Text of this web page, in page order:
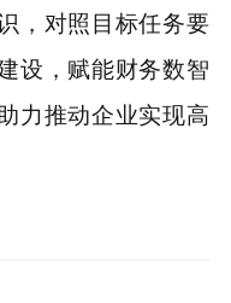
，对照目标任务要
设，赋能财务数智
力推动企业实现高